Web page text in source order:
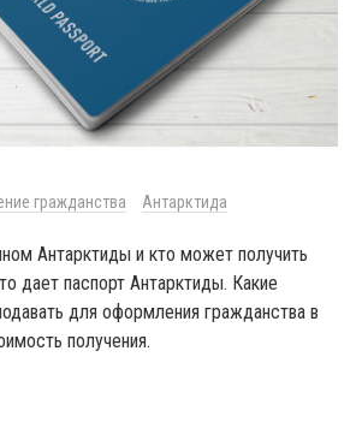
гражданства Антарктида
Антарктиды и кто может получить
дает паспорт Антарктиды. Какие
для оформления гражданства в
получения.